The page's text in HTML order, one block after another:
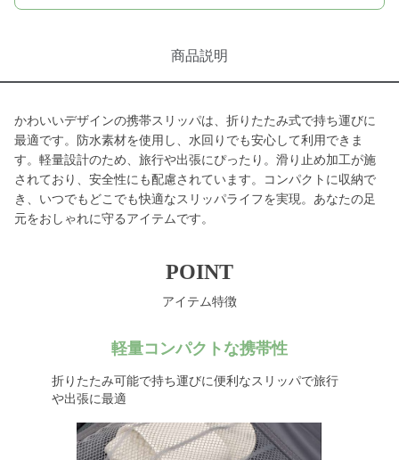
商品説明
かわいいデザインの携帯スリッパは、折りたたみ式で持ち運びに
最適です。防水素材を使用し、水回りでも安心して利用できま
す。軽量設計のため、旅行や出張にぴったり。滑り止め加工が施
されており、安全性にも配慮されています。コンパクトに収納で
き、いつでもどこでも快適なスリッパライフを実現。あなたの足
元をおしゃれに守るアイテムです。
POINT
アイテム特徴
軽量コンパクトな携帯性
折りたたみ可能で持ち運びに便利なスリッパで旅行
や出張に最適